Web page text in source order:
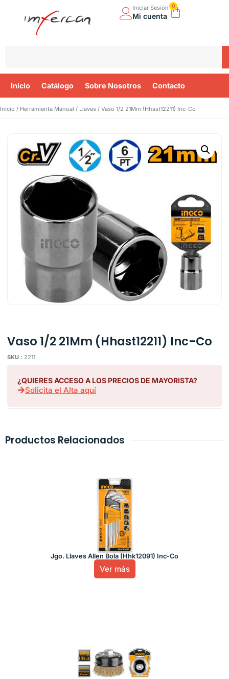
Iniciar Sesión
Mi cuenta
0
Inicio Catálogo Sobre Nosotros Contacto
Inicio / Herramienta Manual / Llaves / Vaso 1/2 21Mm (Hhast12211) Inc-Co
Vaso 1/2 21Mm (Hhast12211) Inc-Co
SKU : 2211
¿QUIERES ACCESO A LOS PRECIOS DE MAYORISTA?
Solicita el Alta aquí
Productos Relacionados
Jgo. Llaves Allen Bola (Hhk12091) Inc-Co
Ver más